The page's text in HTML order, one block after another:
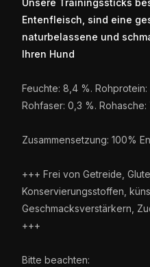
Unsere Trainingssticks
Entenfleisch, sind eine
naturbelassene und
Ihren Hund
Feuchte: 8,4 %.
Rohfaser: 0,3 %. Rohasche:
Zusammensetzung: 100%
+++ Frei von Getreide,
Konservierungsstoffen,
Geschmacksverstärkern,
+++
Bitte beachten: